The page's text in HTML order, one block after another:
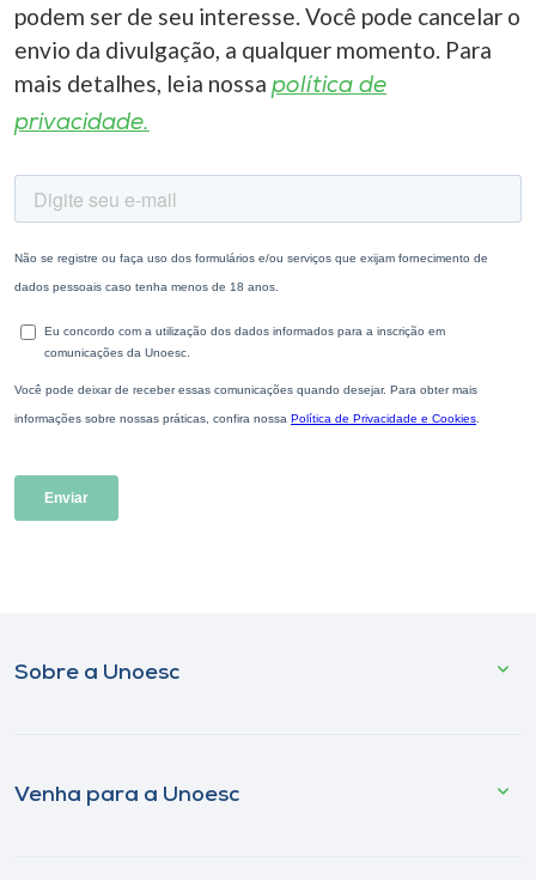
podem ser de seu interesse. Você pode cancelar o
envio da divulgação, a qualquer momento. Para
mais detalhes, leia nossa política de
privacidade.
Sobre a Unoesc
Venha para a Unoesc